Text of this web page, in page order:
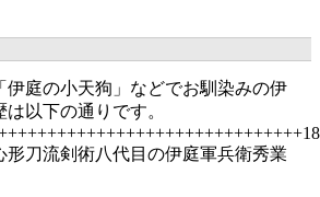
伊庭の小天狗」などでお馴染みの伊
以下の通りです。
流剣術八代目の伊庭軍兵衛秀業